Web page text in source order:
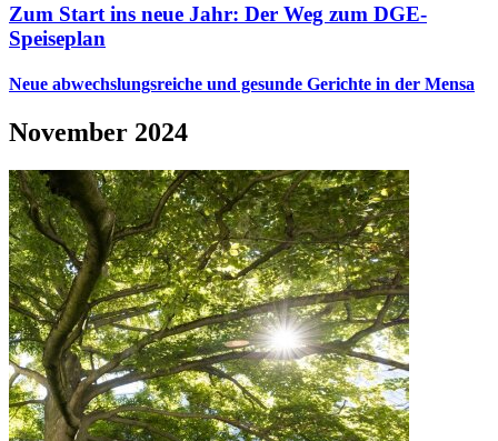
Zum Start ins neue Jahr: Der Weg zum DGE-
Speiseplan
Neue abwechslungsreiche und gesunde Gerichte in der Mensa
November 2024